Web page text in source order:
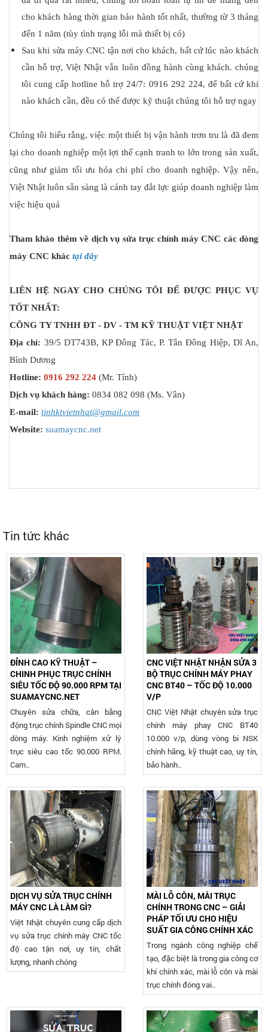
cho khách hàng thời gian bảo hành tốt nhất, thường từ 3 tháng
đến 1 năm (tùy tình trạng lỗi mà thiết bị có)
Sau khi sửa máy CNC tận nơi cho khách, bất cứ lúc nào khách
cần hỗ trợ, Việt Nhật vẫn luôn đồng hành cùng khách. chúng
tôi cung cấp hotline hỗ trợ 24/7: 0916 292 224, để bất cứ khi
nào khách cần, đều có thể được kỹ thuật chúng tôi hỗ trợ ngay
Chúng tôi hiểu rằng, việc một thiết bị vận hành trơn tru là đã đem
lại cho doanh nghiệp một lợi thế cạnh tranh to lớn trong sản xuất,
cũng như giảm tối ưu hóa chi phí cho doanh nghiệp. Vậy nên,
Việt Nhật luôn sẵn sàng là cánh tay đắt lực giúp doanh nghiệp làm
việc hiệu quả
Tham khảo thêm về dịch vụ sửa trục chính máy CNC các dòng
máy CNC khác tại đây
LIÊN HỆ NGAY CHO CHÚNG TÔI ĐỂ ĐƯỢC PHỤC VỤ
TỐT NHẤT:
CÔNG TY TNHH ĐT - DV - TM KỸ THUẬT VIỆT NHẬT
Địa chỉ: 39/5 DT743B, KP Đông Tác, P. Tân Đông Hiệp, Dĩ An,
Bình Dương
Hotline: 0916 292 224 (Mr. Tính)
Dịch vụ khách hàng: 0834 082 098 (Ms. Vân)
E-mail: tinhktvietnhat@gmail.com
Website: suamaycnc.net
Tin tức khác
ĐỈNH CAO KỸ THUẬT –
CHINH PHỤC TRỤC CHÍNH
SIÊU TỐC ĐỘ 90.000 RPM TẠI
SUAMAYCNC.NET
Chuyên sửa chữa, cân bằng
động trục chính Spindle CNC mọi
dòng máy. Kinh nghiệm xử lý
trục siêu cao tốc 90.000 RPM.
Cam..
CNC VIỆT NHẬT NHẬN SỬA 3
BỘ TRỤC CHÍNH MÁY PHAY
CNC BT40 – TỐC ĐỘ 10.000
V/P
CNC Việt Nhật chuyên sửa trục
chính máy phay CNC BT40
10.000 v/p, dùng vòng bi NSK
chính hãng, kỹ thuật cao, uy tín,
bảo hành..
DỊCH VỤ SỬA TRỤC CHÍNH
MÁY CNC LÀ LÀM GÌ?
Việt Nhật chuyên cung cấp dịch
vụ sửa trục chính máy CNC tốc
độ cao tận nơi, uy tín, chất
lượng, nhanh chóng
MÀI LỖ CÔN, MÀI TRỤC
CHÍNH TRONG CNC – GIẢI
PHÁP TỐI ƯU CHO HIỆU
SUẤT GIA CÔNG CHÍNH XÁC
Trong ngành công nghiệp chế
tạo, đặc biệt là trong gia công cơ
khí chính xác, mài lỗ côn và mài
trục chính đóng vai..